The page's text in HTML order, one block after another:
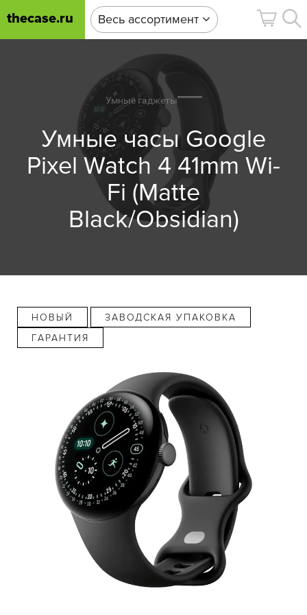
thecase.ru Весь ассортимент
Умные гаджеты
Умные часы Google
Pixel Watch 4 41mm Wi-
Fi (Matte
Black/Obsidian)
НОВЫЙ
ЗАВОДСКАЯ УПАКОВКА
ГАРАНТИЯ